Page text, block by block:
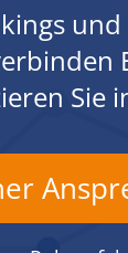
Sie